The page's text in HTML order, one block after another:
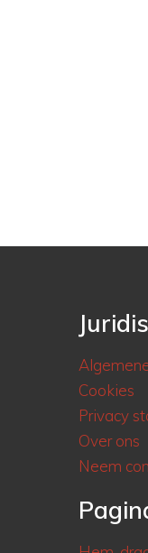
Cookies
Privacy
Over ons
Neem